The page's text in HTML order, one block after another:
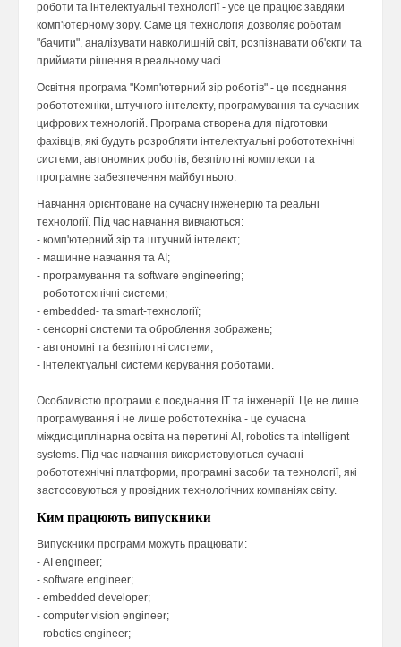
роботи та інтелектуальні технології - усе це працює завдяки
комп'ютерному зору. Саме ця технологія дозволяє роботам
"бачити", аналізувати навколишній світ, розпізнавати об'єкти та
приймати рішення в реальному часі.
Освітня програма "Комп'ютерний зір роботів" - це поєднання
робототехніки, штучного інтелекту, програмування та сучасних
цифрових технологій. Програма створена для підготовки
фахівців, які будуть розробляти інтелектуальні робототехнічні
системи, автономних роботів, безпілотні комплекси та
програмне забезпечення майбутнього.
Навчання орієнтоване на сучасну інженерію та реальні
технології. Під час навчання вивчаються:
- комп'ютерний зір та штучний інтелект;
- машинне навчання та AI;
- програмування та software engineering;
- робототехнічні системи;
- embedded- та smart-технології;
- сенсорні системи та оброблення зображень;
- автономні та безпілотні системи;
- інтелектуальні системи керування роботами.
Особливістю програми є поєднання ІТ та інженерії. Це не лише
програмування і не лише робототехніка - це сучасна
міждисциплінарна освіта на перетині AI, robotics та intelligent
systems. Під час навчання використовуються сучасні
робототехнічні платформи, програмні засоби та технології, які
застосовуються у провідних технологічних компаніях світу.
Ким працюють випускники
Випускники програми можуть працювати:
- AI engineer;
- software engineer;
- embedded developer;
- computer vision engineer;
- robotics engineer;